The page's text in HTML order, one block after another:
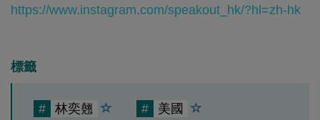
https://www.instagram.com/speakout_hk/?hl=zh-hk
標籤
# 林奕翹 # 美國